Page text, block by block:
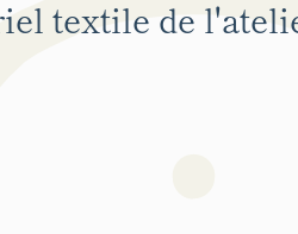
textile de